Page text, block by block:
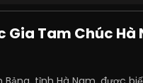
Gia Tam Chúc Hà